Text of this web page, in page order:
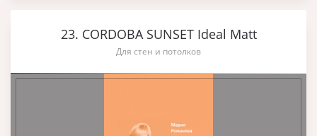
23. CORDOBA SUNSET Ideal Matt
Для стен и потолков